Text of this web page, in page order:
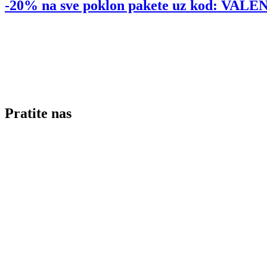
-20% na sve poklon pakete uz kod:
Pratite nas